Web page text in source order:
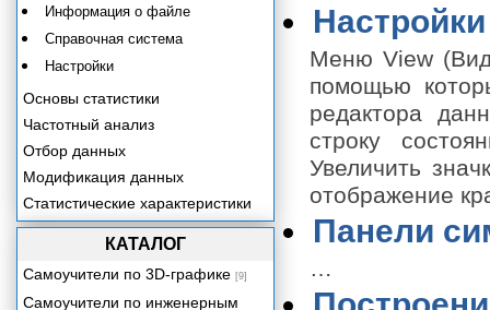
Меню View
помощью
редактора
строку
Увеличить
отображение
Панели
…
Информация о файле
Справочная система
Настройки
Основы статистики
Частотный анализ
Отбор данных
Модификация данных
Статистические характеристики
Исследование данных
Таблицы сопряженности
Анализ множественных ответов
КАТАЛОГ
Самоучители по 3D-графике [9]
Самоучители по инженерным